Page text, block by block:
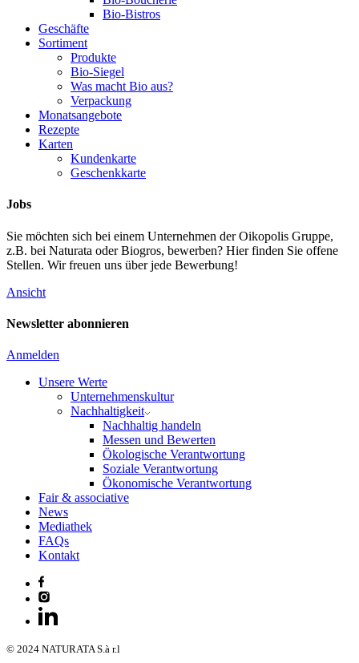
Bio-Bistros
Geschäfte
Sortiment
Produkte
Bio-Siegel
Was macht Bio aus?
Verpackung
Monatsangebote
Rezepte
Karten
Kundenkarte
Geschenkkarte
Jobs
Sie möchten sich bei einem Unternehmen der Oikopolis Gruppe,
z.B. bei Naturata oder Biogros, bewerben? Hier finden Sie offene
Stellen. Wir freuen uns über jede Bewerbung!
Ansicht
Newsletter abonnieren
Anmelden
Unsere Werte
Unternehmenskultur
Nachhaltigkeit
Nachhaltig handeln
Messen und Bewerten
Ökologische Verantwortung
Soziale Verantwortung
Ökonomische Verantwortung
Fair & associative
News
Mediathek
FAQs
Kontakt
© 2024 NATURATA S.à r.l